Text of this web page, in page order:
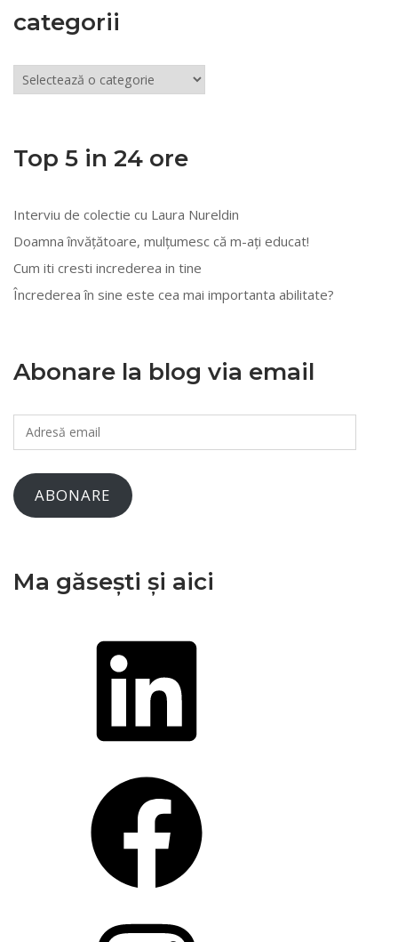
categorii
Articole
din
categorii
Top 5 in 24 ore
Interviu de colectie cu Laura Nureldin
Doamna învățătoare, mulțumesc că m-ați educat!
Cum iti cresti increderea in tine
Încrederea în sine este cea mai importanta abilitate?
Abonare la blog via email
Adresă
email
ABONARE
Ma găsești și aici